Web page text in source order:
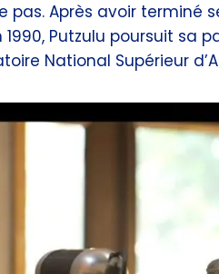
pas. Après avoir terminé
1990, Putzulu poursuit sa
National Supérieur